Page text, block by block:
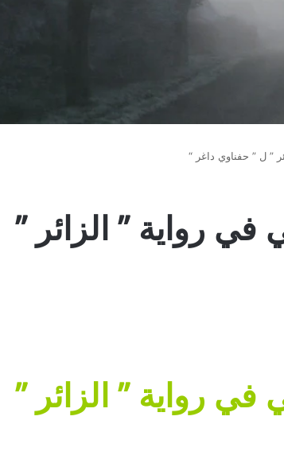
” ل ” حفناوي داغر “
رواية ” الزائر ”
رواية ” الزائر ”